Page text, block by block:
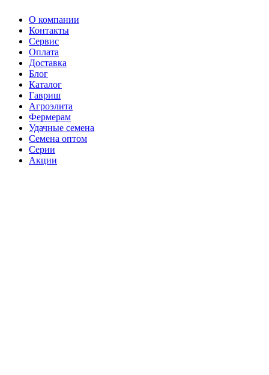
О компании
Контакты
Сервис
Оплата
Доставка
Блог
Каталог
Гавриш
Агроэлита
Фермерам
Удачные семена
Семена оптом
Серии
Акции